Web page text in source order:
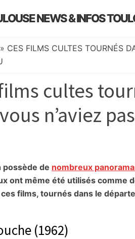
NEWS & INFOS
» CES FILMS CULTES TOURNÉS
cultes
n’aviez
possède de nombreux
ont même été utilisés comme
films, tournés dans le
(1962)